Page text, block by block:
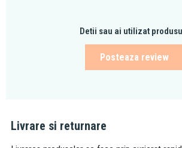
Detii sau ai utilizat
Posteaza review
Livrare si returnare